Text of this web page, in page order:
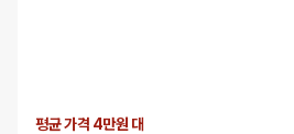
평균 가격 4만원 대